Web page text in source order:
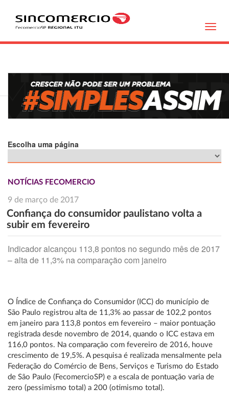
Escolha uma página
NOTÍCIAS FECOMERCIO
9 de março de 2017
Confiança do consumidor paulistano volta a
subir em fevereiro
Indicador alcançou 113,8 pontos no segundo mês de 2017
– alta de 11,3% na comparação com janeiro
O Índice de Confiança do Consumidor (ICC) do município de
São Paulo registrou alta de 11,3% ao passar de 102,2 pontos
em janeiro para 113,8 pontos em fevereiro – maior pontuação
registrada desde novembro de 2014, quando o ICC estava em
116,0 pontos. Na comparação com fevereiro de 2016, houve
crescimento de 19,5%. A pesquisa é realizada mensalmente pela
Federação do Comércio de Bens, Serviços e Turismo do Estado
de São Paulo (FecomercioSP) e a escala de pontuação varia de
zero (pessimismo total) a 200 (otimismo total).